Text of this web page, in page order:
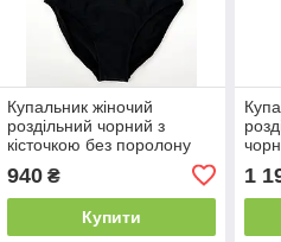
Купальник жіночий
роздільний чорний з
кісточкою без поролону
940₴
Купити
1